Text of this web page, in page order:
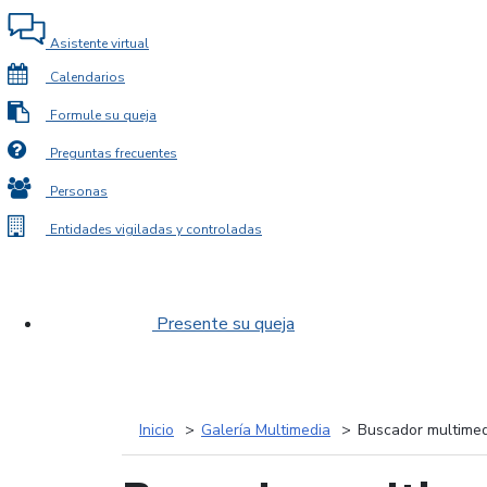
Asistente virtual
Calendarios
Formule su queja
Preguntas frecuentes
Personas
Entidades vigiladas y controladas
Presente su queja
Inicio Galería Multimedia Buscador